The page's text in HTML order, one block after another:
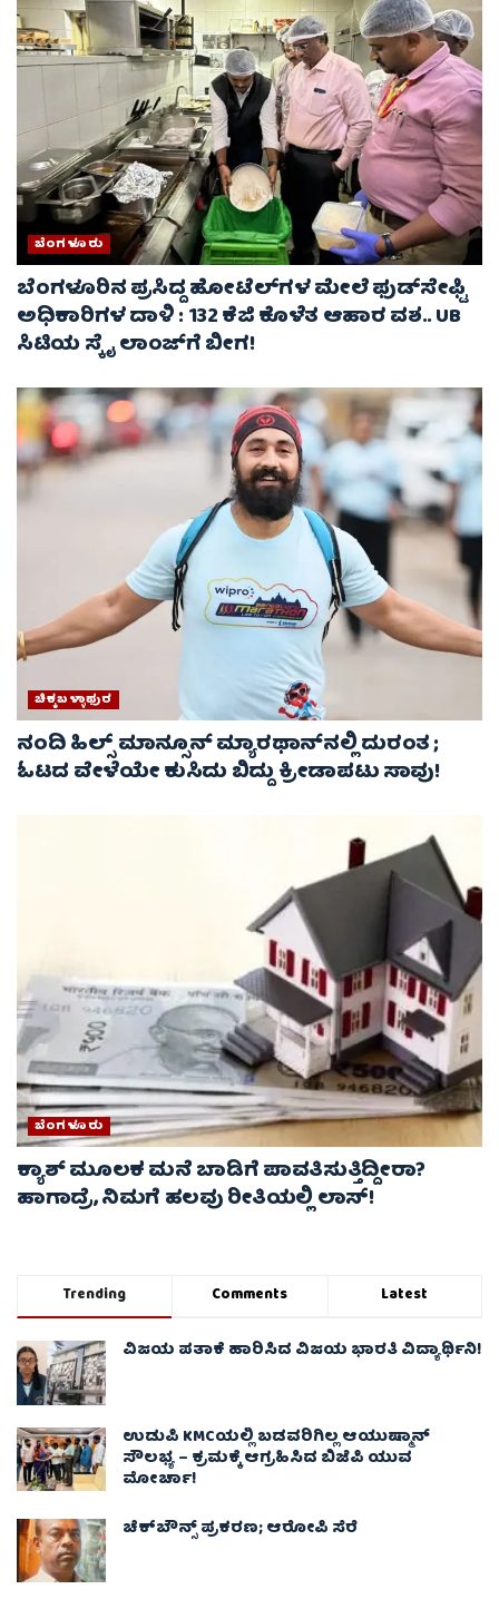
ಬೆಂಗಳೂರು
ಬೆಂಗಳೂರಿನ ಪ್ರಸಿದ್ದ ಹೋಟೆಲ್‌ಗಳ ಮೇಲೆ ಫುಡ್‌ಸೇಫ್ಟಿ
ಅಧಿಕಾರಿಗಳ ದಾಳಿ : 132 ಕೆಜಿ ಕೊಳೆತ ಆಹಾರ ವಶ.. UB
ಸಿಟಿಯ ಸ್ಕೈ ಲಾಂಜ್‌ಗೆ ಬೀಗ!
ಚಿಕ್ಕಬಳ್ಳಾಫುರ
ನಂದಿ ಹಿಲ್ಸ್ ಮಾನ್ಸೂನ್ ಮ್ಯಾರಥಾನ್‌ನಲ್ಲಿ ದುರಂತ ;
ಓಟದ ವೇಳೆಯೇ ಕುಸಿದು ಬಿದ್ದು ಕ್ರೀಡಾಪಟು ಸಾವು!
ಬೆಂಗಳೂರು
ಕ್ಯಾಶ್ ಮೂಲಕ ಮನೆ ಬಾಡಿಗೆ ಪಾವತಿಸುತ್ತಿದ್ದೀರಾ?
ಹಾಗಾದ್ರೆ, ನಿಮಗೆ ಹಲವು ರೀತಿಯಲ್ಲಿ ಲಾಸ್!
Trending Comments Latest
ವಿಜಯ ಪತಾಕೆ ಹಾರಿಸಿದ ವಿಜಯ ಭಾರತಿ ವಿದ್ಯಾರ್ಥಿನಿ!
ಉಡುಪಿ KMCಯಲ್ಲಿ ಬಡವರಿಗಿಲ್ಲ ಆಯುಷ್ಮಾನ್
ಸೌಲಭ್ಯ – ಕ್ರಮಕ್ಕೆ ಆಗ್ರಹಿಸಿದ ಬಿಜೆಪಿ ಯುವ
ಮೋರ್ಚಾ!
ಚೆಕ್​ಬೌನ್ಸ್​ ಪ್ರಕರಣ; ಆರೋಪಿ ಸೆರೆ